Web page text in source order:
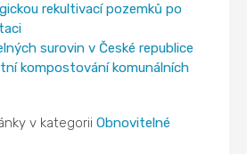
rekultivací pozemků po
surovin v České republice
kompostování komunálních
v kategoriiObnovitelné